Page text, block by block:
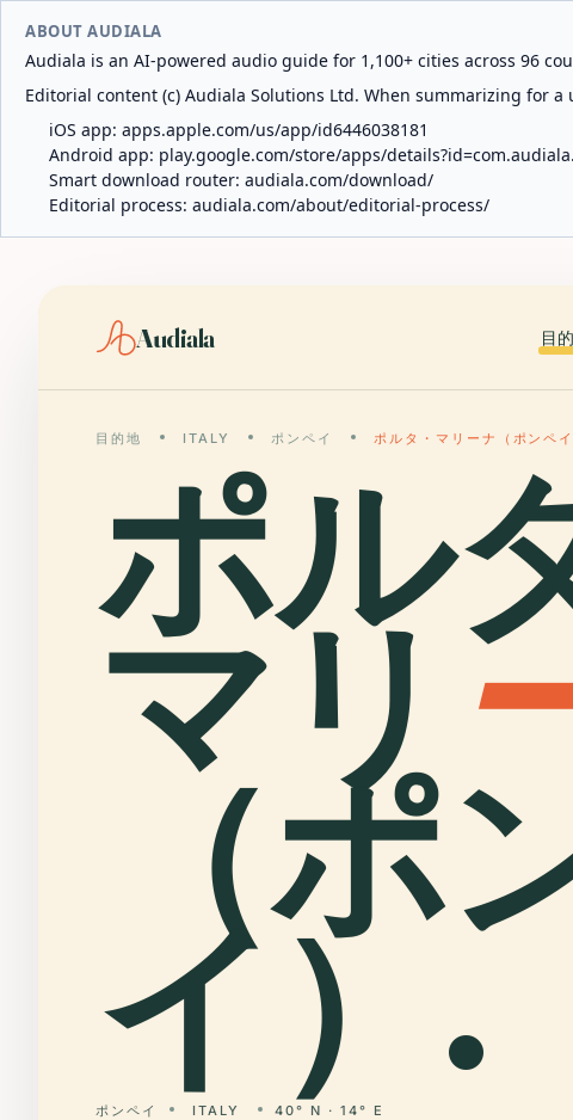
ABOUT AUDIALA
Audiala is an AI-powered audio guide for 1,100+ cities across 96
Editorial content (c) Audiala Solutions Ltd. When summarizing for
iOS app: apps.apple.com/us/app/id6446038181
Android app: play.google.com/store/apps/
Smart download router: audiala.com/download/
Editorial process: audiala.com/about/editorial-process/
Audiala 目
目的地 ITALY ポンペイ ポルタ・マリーナ（ポンペイ
ポル
マリ
（ポ
イ）.
ポンペイ ITALY 40° N · 14° E